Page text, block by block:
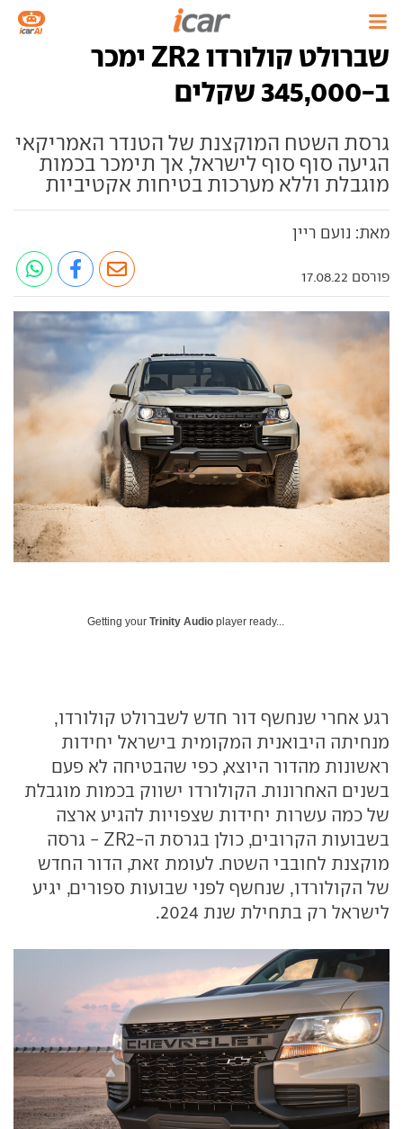
שברולט קולורדו ZR2 ימכר
ב-345,000 שקלים
גרסת השטח המוקצנת של הטנדר האמריקאי
הגיעה סוף סוף לישראל, אך תימכר בכמות
מוגבלת וללא מערכות בטיחות אקטיביות
מאת: נועם ריין
פורסם 17.08.22
Getting your Trinity Audio player ready...
רגע אחרי שנחשף דור חדש לשברולט קולורדו,
מנחיתה היבואנית המקומית בישראל יחידות
ראשונות מהדור היוצא, כפי שהבטיחה לא פעם
בשנים האחרונות. הקולורדו ישווק בכמות מוגבלת
של כמה עשרות יחידות שצפויות להגיע ארצה
בשבועות הקרובים, כולן בגרסת ה-ZR2 - גרסה
מוקצנת לחובבי השטח. לעומת זאת, הדור החדש
של הקולורדו, שנחשף לפני שבועות ספורים, יגיע
לישראל רק בתחילת שנת 2024.